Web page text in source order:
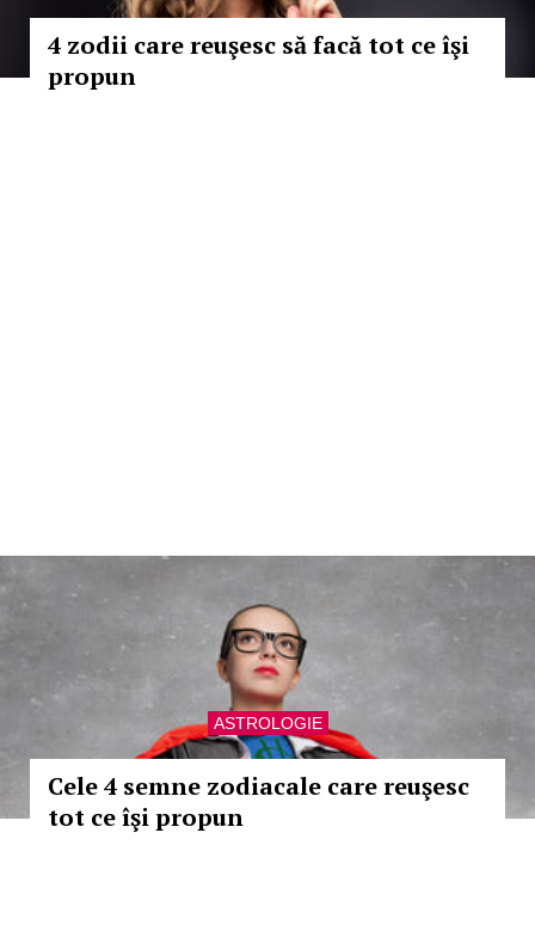
4 zodii care reuşesc să facă tot ce îşi
propun
ASTROLOGIE
Cele 4 semne zodiacale care reuşesc
tot ce îşi propun